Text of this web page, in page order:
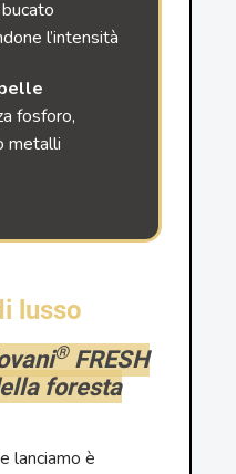
l’intensità
fosforo,
metalli
lusso
®FRESH
foresta
lanciamo è